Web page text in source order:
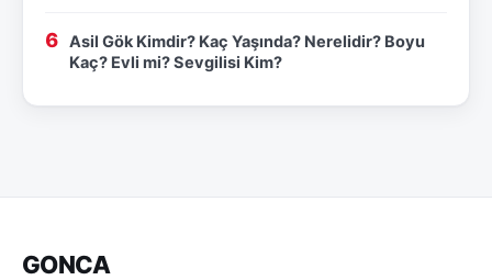
Asil Gök Kimdir? Kaç Yaşında? Nerelidir? Boyu
Kaç? Evli mi? Sevgilisi Kim?
GONCA